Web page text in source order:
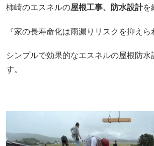
柿崎のエスネルの屋根工事、防水設計を
『家の長寿命化は雨漏りリスクを抑えら
シンプルで効果的なエスネルの屋根防水
す。